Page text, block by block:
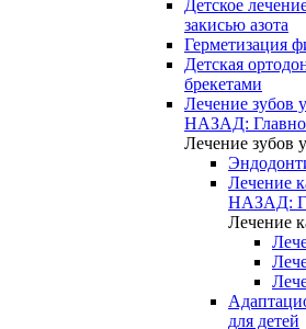
Детское
закисью азота
Герметизация
Детская
брекетами
Лечение зубов
НАЗАД:
Лечение зубов
Лечение
НАЗАД:
Лечение
для детей